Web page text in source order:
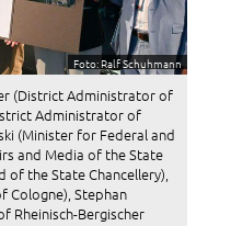
Foto: Ralf Schuhmann
(District Administrator of
Administrator of
(Minister for Federal and
and Media of the State
of the State Chancellery),
Cologne), Stephan
Rheinisch-Bergischer